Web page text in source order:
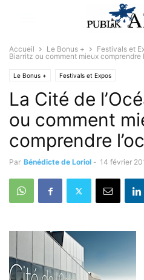
Accueil Le Bonus + Festivals et
Biarritz ou comment mieux comprendre
Le Bonus + Festivals et Expos
La Cité de
ou comment
comprendre
Par Bénédicte de Loriol - 14 février